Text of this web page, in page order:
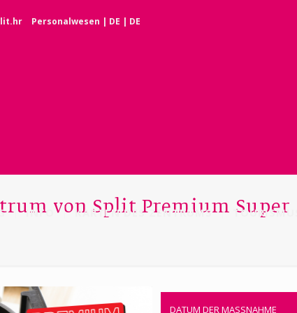
Personalwesen | DE | DE
INFO KARTEN DES ZENTRUMS TOURISMUS
von Split Premium Super
DATUM DER MASSNAHME